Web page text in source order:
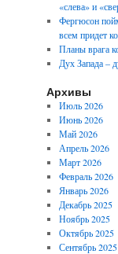
«слева» и
Фергюсон
всем придет
Планы врага
Дух Запада –
Архивы
Июль 2026
Июнь 2026
Май 2026
Апрель 2026
Март 2026
Февраль 2026
Январь 2026
Декабрь 2025
Ноябрь 2025
Октябрь 2025
Сентябрь 2025